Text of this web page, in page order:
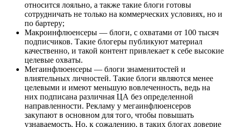
относится лояльно, а также такие блоги готовы
сотрудничать не только на коммерческих условиях, но и
по бартеру;
Макроинфлюенсеры — блоги, с охватами от 100 тысяч
подписчиков. Такие блогеры публикуют материал
качественно, и такой контент привлекает к себе высокие
целевые охваты.
Мегаинфлюенсеры — блоги знаменитостей и
влиятельных личностей. Такие блоги являются менее
целевыми и имеют меньшую вовлеченность, ведь на
них подписана различная ЦА без определенной
направленности. Рекламу у мегаинфлюенсеров
закупают в основном для того, чтобы повышать
узнаваемость. Но, к сожалению, в таких блогах доверие